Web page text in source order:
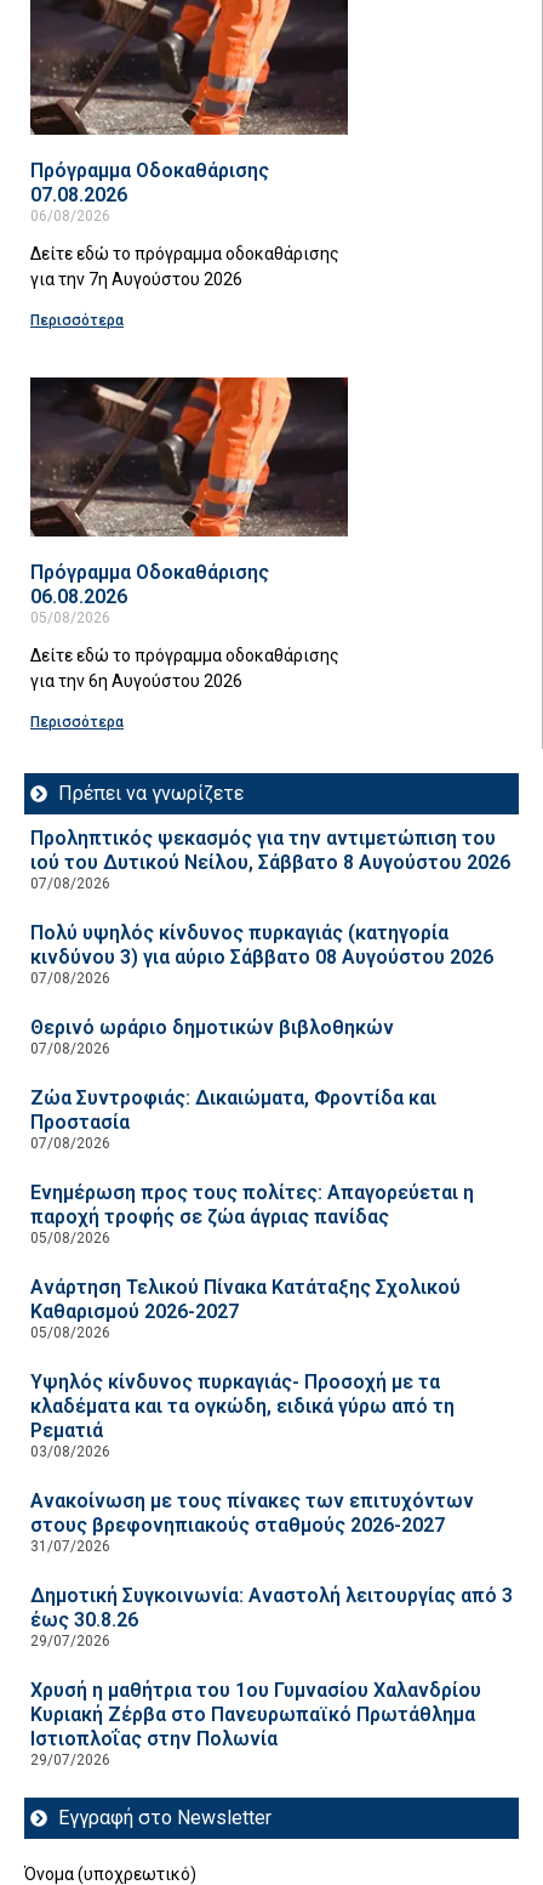
Πρόγραμμα Οδοκαθάρισης
07.08.2026
06/08/2026
Δείτε εδώ το πρόγραμμα οδοκαθάρισης
για την 7η Αυγούστου 2026
Περισσότερα
Πρόγραμμα Οδοκαθάρισης
06.08.2026
05/08/2026
Δείτε εδώ το πρόγραμμα οδοκαθάρισης
για την 6η Αυγούστου 2026
Περισσότερα
Πρέπει να γνωρίζετε
Προληπτικός ψεκασμός για την αντιμετώπιση του
ιού του Δυτικού Νείλου, Σάββατο 8 Αυγούστου 2026
07/08/2026
Πολύ υψηλός κίνδυνος πυρκαγιάς (κατηγορία
κινδύνου 3) για αύριο Σάββατο 08 Αυγούστου 2026
07/08/2026
Θερινό ωράριο δημοτικών βιβλοθηκών
07/08/2026
Ζώα Συντροφιάς: Δικαιώματα, Φροντίδα και
Προστασία
07/08/2026
Ενημέρωση προς τους πολίτες: Απαγορεύεται η
παροχή τροφής σε ζώα άγριας πανίδας
05/08/2026
Ανάρτηση Τελικού Πίνακα Κατάταξης Σχολικού
Καθαρισμού 2026-2027
05/08/2026
Υψηλός κίνδυνος πυρκαγιάς- Προσοχή με τα
κλαδέματα και τα ογκώδη, ειδικά γύρω από τη
Ρεματιά
03/08/2026
Ανακοίνωση με τους πίνακες των επιτυχόντων
στους βρεφονηπιακούς σταθμούς 2026-2027
31/07/2026
Δημοτική Συγκοινωνία: Αναστολή λειτουργίας από 3
έως 30.8.26
29/07/2026
Χρυσή η μαθήτρια του 1ου Γυμνασίου Χαλανδρίου
Κυριακή Ζέρβα στο Πανευρωπαϊκό Πρωτάθλημα
Ιστιοπλοΐας στην Πολωνία
29/07/2026
Εγγραφή στο Newsletter
Όνομα (υποχρεωτικό)